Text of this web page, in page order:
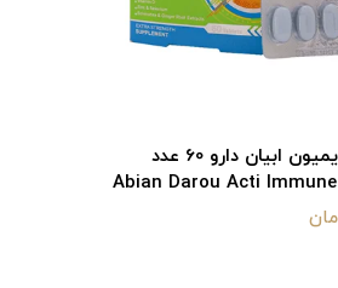
قرص اکتی ایمیون ابیان دارو 60 عدد
Abian Darou Acti